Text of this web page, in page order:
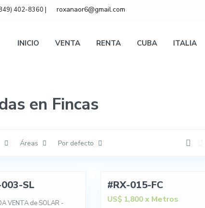
402-8360 | roxanaor6@gmail.com
INICIO VENTA RENTA CUBA ITALIA
en Fincas
Áreas Por defecto
SL
VENTA de SOLAR -
#RX-015-FC
US$ 1,800 x Metros